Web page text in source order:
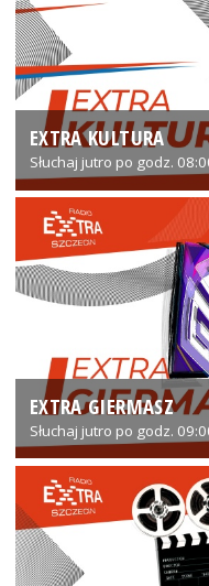
EXTRA KULTURA
Słuchaj jutro po godz.
EXTRA GIERMASZ
Słuchaj jutro po godz.